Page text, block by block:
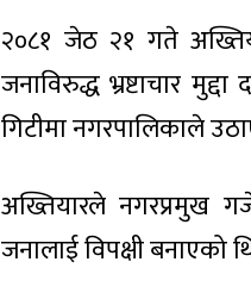
२०८१ जेठ २१ गते
जनाविरुद्ध भ्रष्टाचार
गिटीमा नगरपालिकाले
अख्तियारले नगरप्रमुख
जनालाई विपक्षी बनाएको